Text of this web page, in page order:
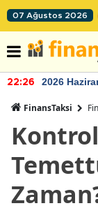
07 Ağustos 2026
22:26 2026
FinansTaksi